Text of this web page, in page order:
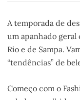
A temporada de
um apanhado geral
Rio e de Sampa.
“tendências” de
Começo com o